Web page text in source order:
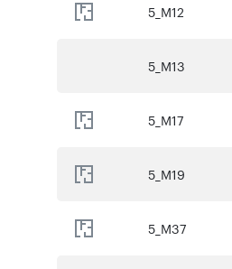
5_M12
5_M13
5_M17
5_M19
5_M37